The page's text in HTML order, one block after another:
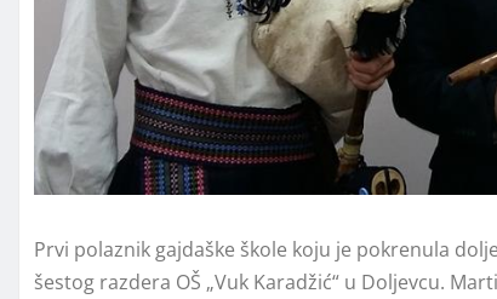
Prvi polaznik gajdaške škole koju je pokrenula
šestog razdera OŠ „Vuk Karadžić“ u Doljevcu.